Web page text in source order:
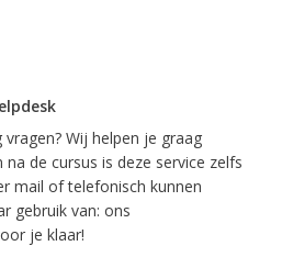
Wij helpen je graag
de cursus is deze service zelfs
mail of telefonisch kunnen
gebruik van: ons
je klaar!